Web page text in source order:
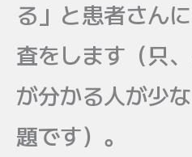
る」と患者さん
査をします（只
が分かる人が少
題です）。